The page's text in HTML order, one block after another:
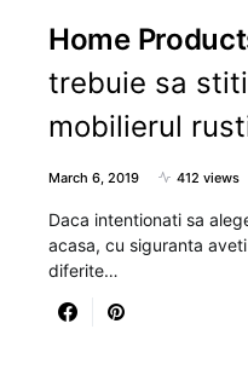
Home
trebuie sa
mobilierul
March 6, 2019 412 views
Daca intentionati sa
acasa, cu siguranta
diferite…